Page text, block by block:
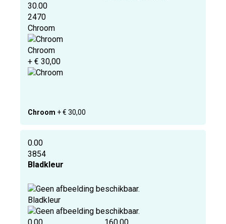
30.00
2470
Chroom
Chroom
+ € 30,00
Chroom + € 30,00
0.00
3854
Bladkleur
Bladkleur
0.00 160.00